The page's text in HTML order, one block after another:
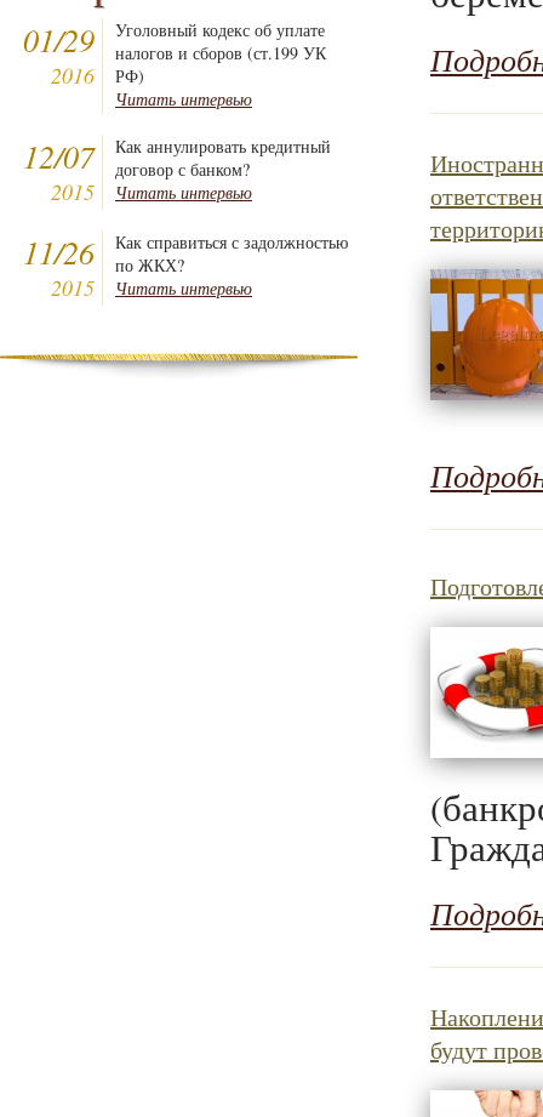
01/29
2016
Уголовный кодекс об уплате
налогов и сборов (ст.199 УК
РФ)
Читать интервью
12/07
2015
Как аннулировать кредитный
договор с банком?
Читать интервью
11/26
2015
Как справиться с задолжностью
по ЖКХ?
Читать интервью
будут